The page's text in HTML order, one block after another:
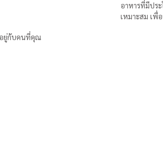
อาหารที่มีปร
เหมาะสม เพื่
อยู่กับคนที่คุณ